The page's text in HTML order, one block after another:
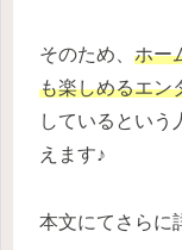
そのため、 ホー
も楽しめるエン
しているという
えます♪
本文にてさらに